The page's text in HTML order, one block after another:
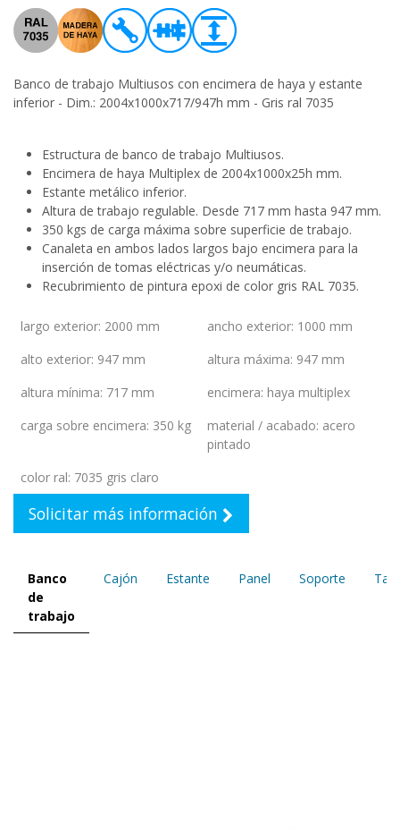
Banco de trabajo Multiusos con encimera de haya y estante
inferior - Dim.: 2004x1000x717/947h mm - Gris ral 7035
Estructura de banco de trabajo Multiusos.
Encimera de haya Multiplex de 2004x1000x25h mm.
Estante metálico inferior.
Altura de trabajo regulable. Desde 717 mm hasta 947 mm.
350 kgs de carga máxima sobre superficie de trabajo.
Canaleta en ambos lados largos bajo encimera para la
inserción de tomas eléctricas y/o neumáticas.
Recubrimiento de pintura epoxi de color gris RAL 7035.
largo exterior: 2000 mm ancho exterior: 1000 mm
alto exterior: 947 mm altura máxima: 947 mm
altura mínima: 717 mm encimera: haya multiplex
carga sobre encimera: 350 kg material / acabado: acero
pintado
color ral: 7035 gris claro
Solicitar más información
Banco
de
trabajo
Cajón Estante Panel Soporte